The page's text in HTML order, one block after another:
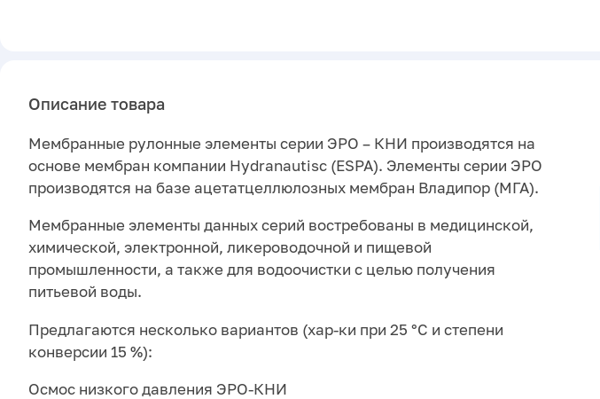
Описание товара
Мембранные рулонные элементы серии ЭРО – КНИ производятся на
основе мембран компании Hydranautisc (ESPA). Элементы серии ЭРО
производятся на базе ацетатцеллюлозных мембран Владипор (МГА).
Мембранные элементы данных серий востребованы в медицинской,
химической, электронной, ликероводочной и пищевой
промышленности, а также для водоочистки с целью получения
питьевой воды.
Предлагаются несколько вариантов (хар-ки при 25 °С и степени
конверсии 15 %):
Осмос низкого давления ЭРО-КНИ